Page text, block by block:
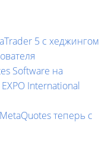
5 с хеджингом
Software на
International
теперь с